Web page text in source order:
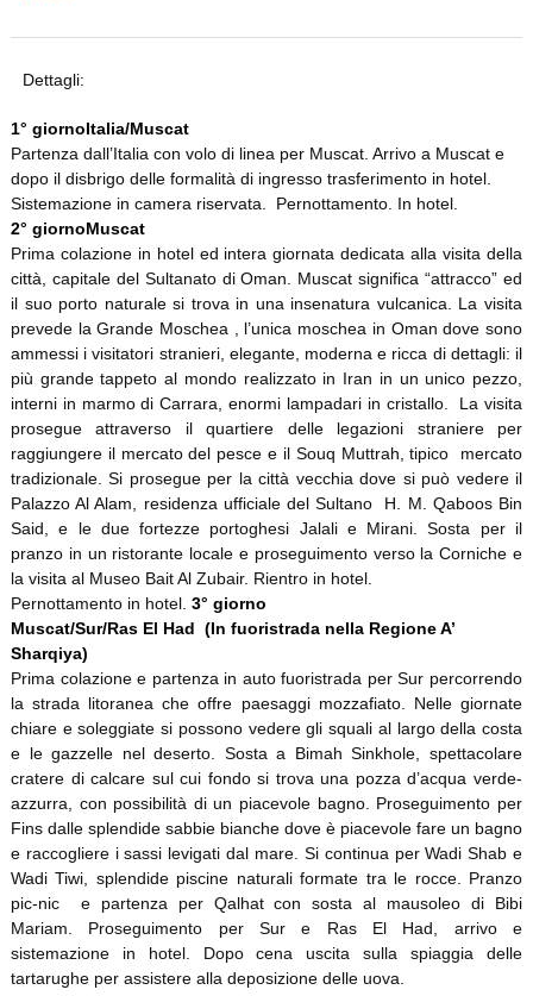
Dettagli:
1° giornoItalia/Muscat
Partenza dall’Italia con volo di linea per Muscat. Arrivo a Muscat e
dopo il disbrigo delle formalità di ingresso trasferimento in hotel.
Sistemazione in camera riservata. Pernottamento. In hotel.
2° giornoMuscat
Prima colazione in hotel ed intera giornata dedicata alla visita della
città, capitale del Sultanato di Oman. Muscat significa “attracco” ed
il suo porto naturale si trova in una insenatura vulcanica. La visita
prevede la Grande Moschea , l’unica moschea in Oman dove sono
ammessi i visitatori stranieri, elegante, moderna e ricca di dettagli: il
più grande tappeto al mondo realizzato in Iran in un unico pezzo,
interni in marmo di Carrara, enormi lampadari in cristallo. La visita
prosegue attraverso il quartiere delle legazioni straniere per
raggiungere il mercato del pesce e il Souq Muttrah, tipico mercato
tradizionale. Si prosegue per la città vecchia dove si può vedere il
Palazzo Al Alam, residenza ufficiale del Sultano H. M. Qaboos Bin
Said, e le due fortezze portoghesi Jalali e Mirani. Sosta per il
pranzo in un ristorante locale e proseguimento verso la Corniche e
la visita al Museo Bait Al Zubair. Rientro in hotel.
Pernottamento in hotel. 3° giorno
Muscat/Sur/Ras El Had (In fuoristrada nella Regione A’
Sharqiya)
Prima colazione e partenza in auto fuoristrada per Sur percorrendo
la strada litoranea che offre paesaggi mozzafiato. Nelle giornate
chiare e soleggiate si possono vedere gli squali al largo della costa
e le gazzelle nel deserto. Sosta a Bimah Sinkhole, spettacolare
cratere di calcare sul cui fondo si trova una pozza d’acqua verde-
azzurra, con possibilità di un piacevole bagno. Proseguimento per
Fins dalle splendide sabbie bianche dove è piacevole fare un bagno
e raccogliere i sassi levigati dal mare. Si continua per Wadi Shab e
Wadi Tiwi, splendide piscine naturali formate tra le rocce. Pranzo
pic-nic e partenza per Qalhat con sosta al mausoleo di Bibi
Mariam. Proseguimento per Sur e Ras El Had, arrivo e
sistemazione in hotel. Dopo cena uscita sulla spiaggia delle
tartarughe per assistere alla deposizione delle uova.